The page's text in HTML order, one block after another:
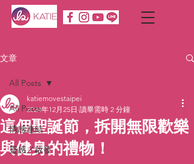
文章
All Posts
情感連結
靈感／啟發
All Posts
這個聖誕節，拆開無限歡樂
與健身的禮物！
katiemovestaipei
2024年12月25日 讀畢需時 2 分鐘